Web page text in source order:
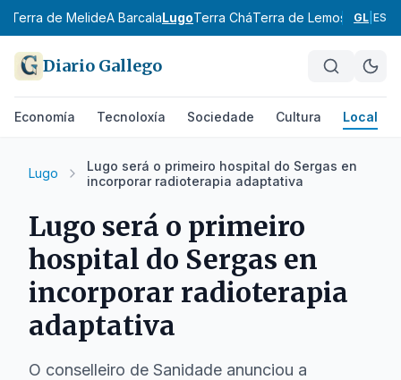
Terra de MelideA BarcalaLugoTerra CháTerra de Lemos A
GL ES
Diario Gallego
Economía Tecnoloxía Sociedade Cultura Local
Lugo
Lugo será o primeiro hospital do Sergas en
incorporar radioterapia adaptativa
Lugo será o primeiro
hospital do Sergas en
incorporar radioterapia
adaptativa
O conselleiro de Sanidade anunciou a